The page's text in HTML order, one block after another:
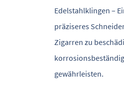
Edelstahlklingen –
präziseres
Zigarren zu
gewährleisten.